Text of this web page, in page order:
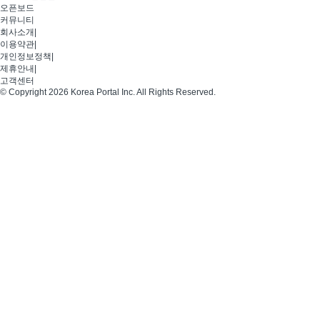
오픈보드
커뮤니티
회사소개
이용약관
개인정보정책
제휴안내
고객센터
© Copyright 2026 Korea Portal Inc. All Rights Reserved.